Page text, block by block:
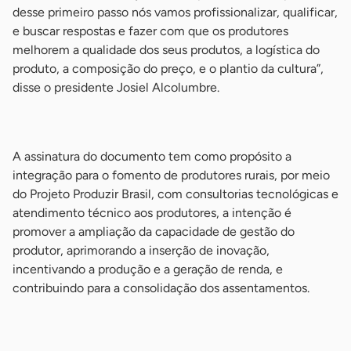
desse primeiro passo nós vamos profissionalizar, qualificar,
e buscar respostas e fazer com que os produtores
melhorem a qualidade dos seus produtos, a logística do
produto, a composição do preço, e o plantio da cultura”,
disse o presidente Josiel Alcolumbre.
A assinatura do documento tem como propósito a
integração para o fomento de produtores rurais, por meio
do Projeto Produzir Brasil, com consultorias tecnológicas e
atendimento técnico aos produtores, a intenção é
promover a ampliação da capacidade de gestão do
produtor, aprimorando a inserção de inovação,
incentivando a produção e a geração de renda, e
contribuindo para a consolidação dos assentamentos.